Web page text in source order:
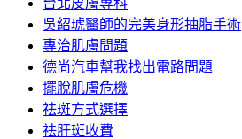
吳紹琥醫師的完美身形抽脂手術
專治肌膚問題
德尚汽車幫我找出電路問題
擺脫肌膚危機
祛斑方式選擇
祛肝斑收費